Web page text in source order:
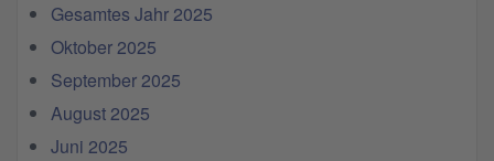
Gesamtes Jahr 2025
Oktober 2025
September 2025
August 2025
Juni 2025